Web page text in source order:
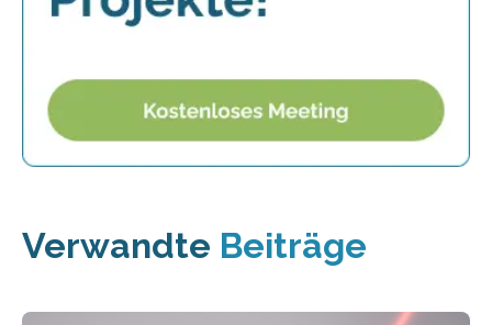
Verwandte Beiträge